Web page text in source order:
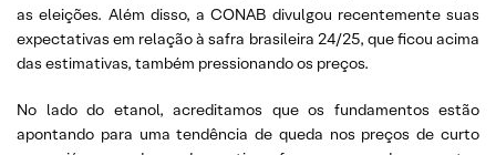
as eleições. Além disso, a CONAB divulgou recentemente suas
expectativas em relação à safra brasileira 24/25, que ficou acima
das estimativas, também pressionando os preços.
No lado do etanol, acreditamos que os fundamentos estão
apontando para uma tendência de queda nos preços de curto